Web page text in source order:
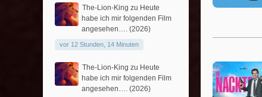
The-Lion-King zu Heute
habe ich mir folgenden Film
angesehen…. (2026)
vor 12 Stunden, 14 Minuten
The-Lion-King zu Heute
habe ich mir folgenden Film
angesehen…. (2026)